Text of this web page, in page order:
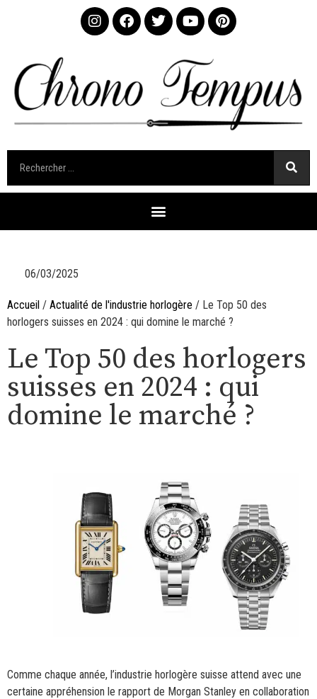
06/03/2025
Accueil / Actualité de l'industrie horlogère / Le Top 50 des
horlogers suisses en 2024 : qui domine le marché ?
Le Top 50 des horlogers
suisses en 2024 : qui
domine le marché ?
Comme chaque année, l’industrie horlogère suisse attend avec une
certaine appréhension le rapport de Morgan Stanley en collaboration